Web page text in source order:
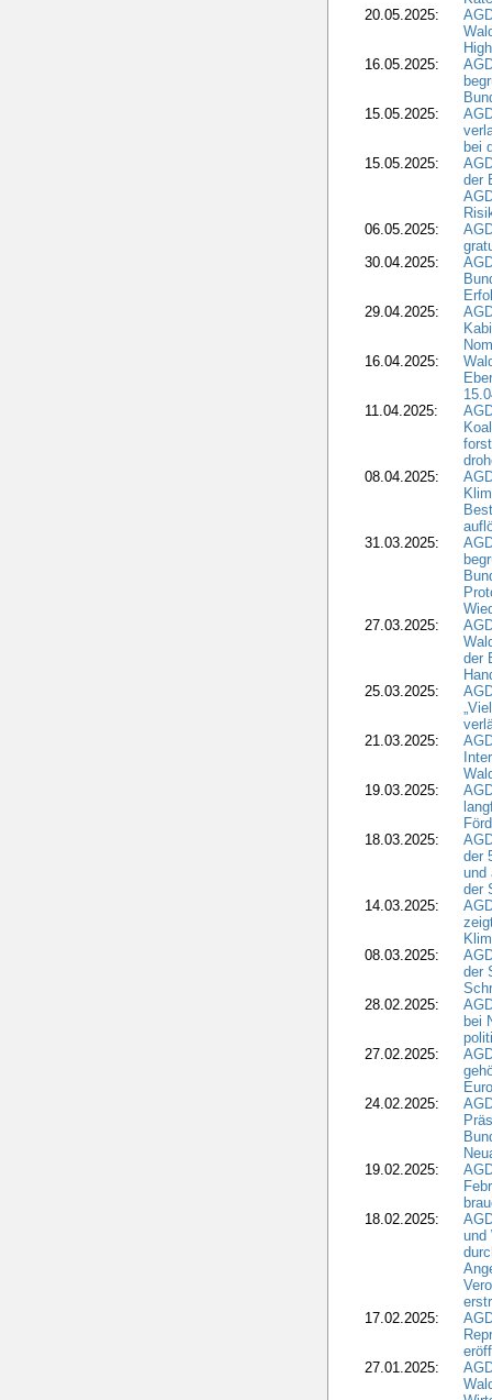
20.05.2025:
16.05.2025:
15.05.2025:
bei
15.05.2025:
der
06.05.2025:
30.04.2025:
29.04.2025:
16.04.2025:
11.04.2025:
08.04.2025:
31.03.2025:
27.03.2025:
der
25.03.2025:
21.03.2025:
19.03.2025:
18.03.2025:
der
und
der
14.03.2025:
08.03.2025:
der
28.02.2025:
bei
27.02.2025:
24.02.2025:
19.02.2025:
18.02.2025:
und
17.02.2025:
27.01.2025: